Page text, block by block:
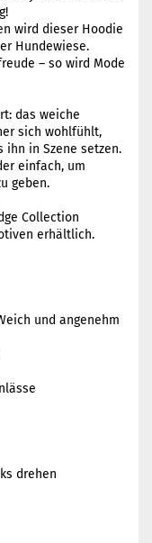
wird dieser Hoodie
Hundewiese.
– so wird Mode
das weiche
sich wohlfühlt,
ihn in Szene setzen.
einfach, um
geben.
Collection
erhältlich.
und angenehm
drehen